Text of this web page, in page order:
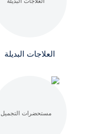
العلاجات البديلة